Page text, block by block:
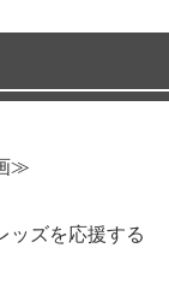
≫
ッズを応援する